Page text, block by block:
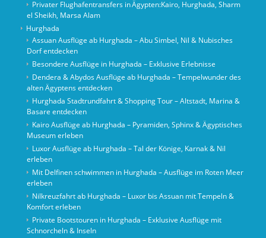
Privater Flughafentransfers in Ägypten:Kairo, Hurghada, Sharm
el Sheikh, Marsa Alam
Hurghada
Assuan Ausflüge ab Hurghada – Abu Simbel, Nil & Nubisches
Dorf entdecken
Besondere Ausflüge in Hurghada – Exklusive Erlebnisse
Dendera & Abydos Ausflüge ab Hurghada – Tempelwunder des
alten Ägyptens entdecken
Hurghada Stadtrundfahrt & Shopping Tour – Altstadt, Marina &
Basare entdecken
Kairo Ausflüge ab Hurghada – Pyramiden, Sphinx & Ägyptisches
Museum erleben
Luxor Ausflüge ab Hurghada – Tal der Könige, Karnak & Nil
erleben
Mit Delfinen schwimmen in Hurghada – Ausflüge im Roten Meer
erleben
Nilkreuzfahrt ab Hurghada – Luxor bis Assuan mit Tempeln &
Komfort erleben
Private Bootstouren in Hurghada – Exklusive Ausflüge mit
Schnorcheln & Inseln